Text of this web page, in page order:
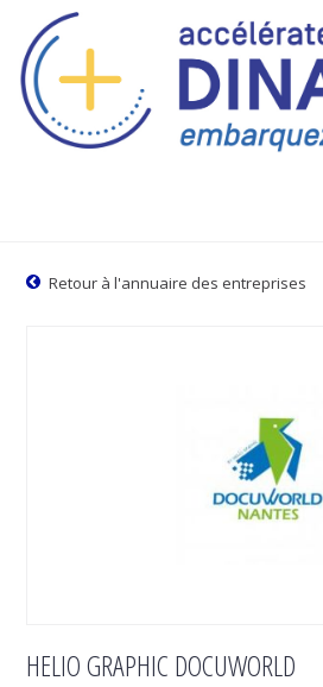
Retour à l'annuaire des entreprises
HELIO GRAPHIC DOCUWORLD
Cookies management panel